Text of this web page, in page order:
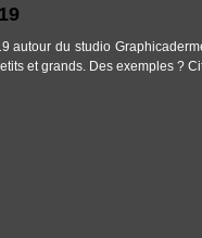
autour du studio
et grands. Des exemples ?